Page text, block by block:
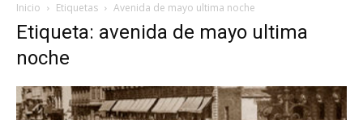
Inicio Etiquetas Avenida de mayo ultima noche
Etiqueta: avenida de mayo ultima
noche